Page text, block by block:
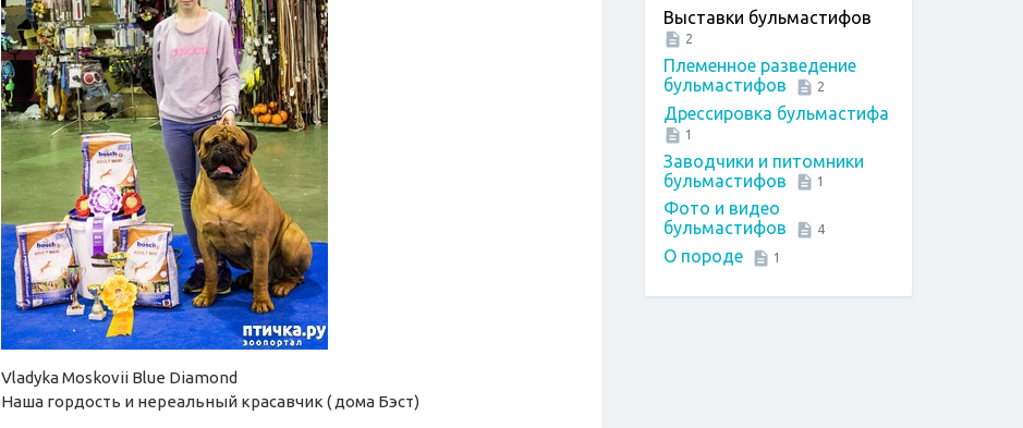
Выставки бульмастифов
2
Племенное разведение
бульмастифов
2
Дрессировка бульмастифа
1
Заводчики и питомники
бульмастифов
1
Фото и видео
бульмастифов
4
О породе 1
Vladyka Moskovii Blue Diamond
Наша гордость и нереальный красавчик ( дома Бэст)